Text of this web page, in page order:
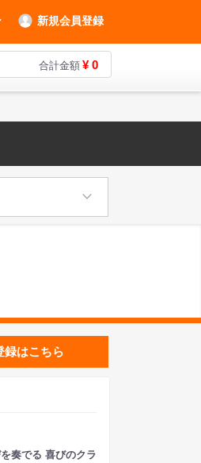
新規会員登録
合計金額 ¥ 0
録はこちら
奏でる 喜びのクラ